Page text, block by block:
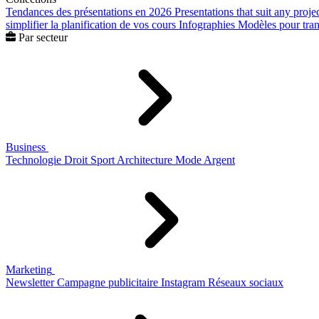
Tendances des présentations en 2026 Presentations that suit any
simplifier la planification de vos cours Infographies Modèles pour
Par secteur
Business
Technologie Droit Sport Architecture Mode Argent
Marketing
Newsletter Campagne publicitaire Instagram Réseaux sociaux